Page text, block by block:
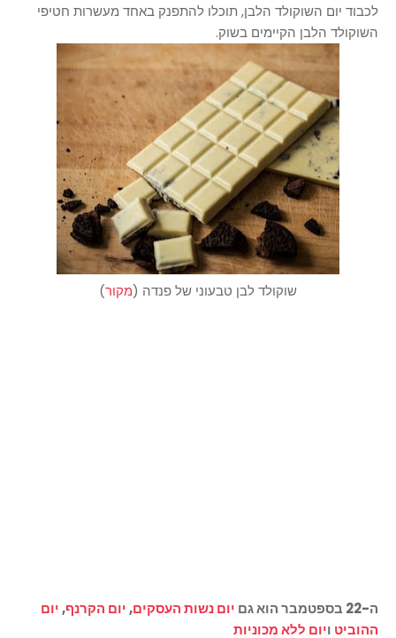
לכבוד יום השוקולד הלבן, תוכלו להתפנק באחד מעשרות חטיפי
השוקולד הלבן הקיימים בשוק.
שוקולד לבן טבעוני של פנדה (מקור)
ה-22 בספטמבר הוא גם יום נשות העסקים,יום הקרנף,יום
ההוביט ויום ללא מכוניות